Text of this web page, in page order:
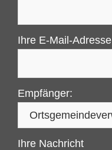
Ihre E-Mail-Adresse
Empfänger:
Ihre Nachricht